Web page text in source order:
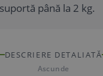
până la 2 kg.
DESCRIERE DETALIATĂ
Ascunde